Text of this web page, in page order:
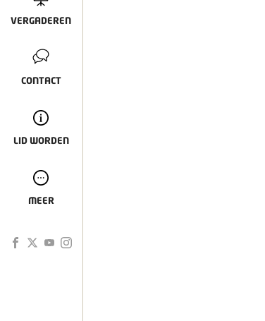
VERGADEREN
CONTACT
LID WORDEN
MEER